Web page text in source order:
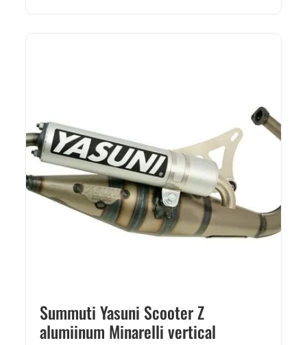
Summuti Yasuni Scooter Z
alumiinum Minarelli vertical